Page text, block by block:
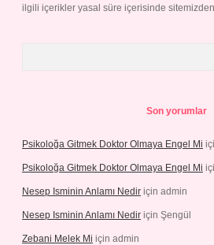
ilgili içerikler yasal süre içerisinde sitemizden
Son yorumlar
Psikoloğa Gitmek Doktor Olmaya Engel Mi
Psikoloğa Gitmek Doktor Olmaya Engel Mi
Nesep Isminin Anlamı Nedir için admin
Nesep Isminin Anlamı Nedir için Şengül
Zebani Melek Mi için admin